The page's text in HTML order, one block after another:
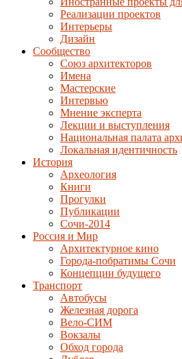
Реализации проектов
Интерьеры
Дизайн
Сообщество
Союз архитекторов
Имена
Мастерские
Интервью
Мнение эксперта
Лекции и выступления
Национальная палата
Локальная идентичность
История
Археология
Книги
Прогулки
Публикации
Сочи-2014
Россия и Мир
Архитектурное кино
Города-побратимы Сочи
Концепции будущего
Транспорт
Автобусы
Железная дорога
Вело-СИМ
Вокзалы
Обход города